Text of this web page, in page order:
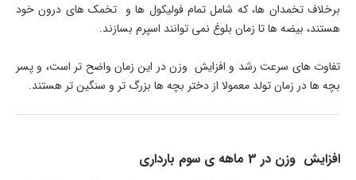
برخلاف تخمدان ها، که شامل تمام فولیکول ها و تخمک های درون خود
هستند، بیضه ها تا زمان بلوغ نمی توانند اسپرم بسازند.
تفاوت های سرعت رشد و افزایش وزن در این زمان واضح تر است، و پسر
بچه ها در زمان تولد معمولا از دختر بچه ها بزرگ تر و سنگین تر هستند.
افزایش وزن در 3 ماهه ی سوم بارداری